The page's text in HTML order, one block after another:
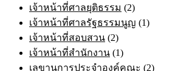
เจ้าหน้าที่ศาลยุติธรรม (2)
เจ้าหน้าที่ศาลรัฐธรรมนูญ (1)
เจ้าหน้าที่สอบสวน (2)
เจ้าหน้าที่สำนักงาน (1)
เลขานุการประจำองค์คณะ (2)